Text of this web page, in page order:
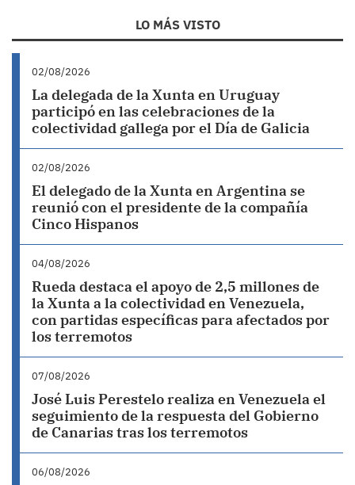
LO MÁS VISTO
02/08/2026
La delegada de la Xunta en Uruguay
participó en las celebraciones de la
colectividad gallega por el Día de Galicia
02/08/2026
El delegado de la Xunta en Argentina se
reunió con el presidente de la compañía
Cinco Hispanos
04/08/2026
Rueda destaca el apoyo de 2,5 millones de
la Xunta a la colectividad en Venezuela,
con partidas específicas para afectados por
los terremotos
07/08/2026
José Luis Perestelo realiza en Venezuela el
seguimiento de la respuesta del Gobierno
de Canarias tras los terremotos
06/08/2026